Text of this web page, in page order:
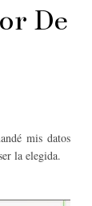
De
mis datos
la elegida.